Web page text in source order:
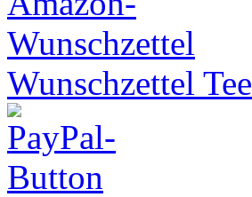
Wunschzettel Tee